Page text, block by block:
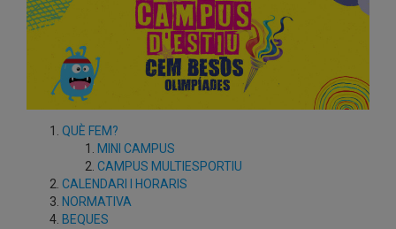
QUÈ FEM?
MINI CAMPUS
CAMPUS MULTIESPORTIU
CALENDARI I HORARIS
NORMATIVA
BEQUES